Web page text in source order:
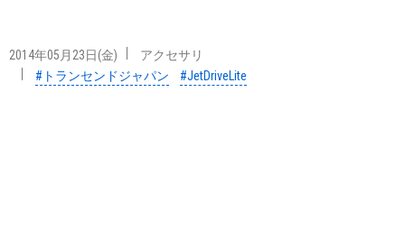
2014年05月23日(金)
アクセサリ
#トランセンドジャパン
#JetDriveLite